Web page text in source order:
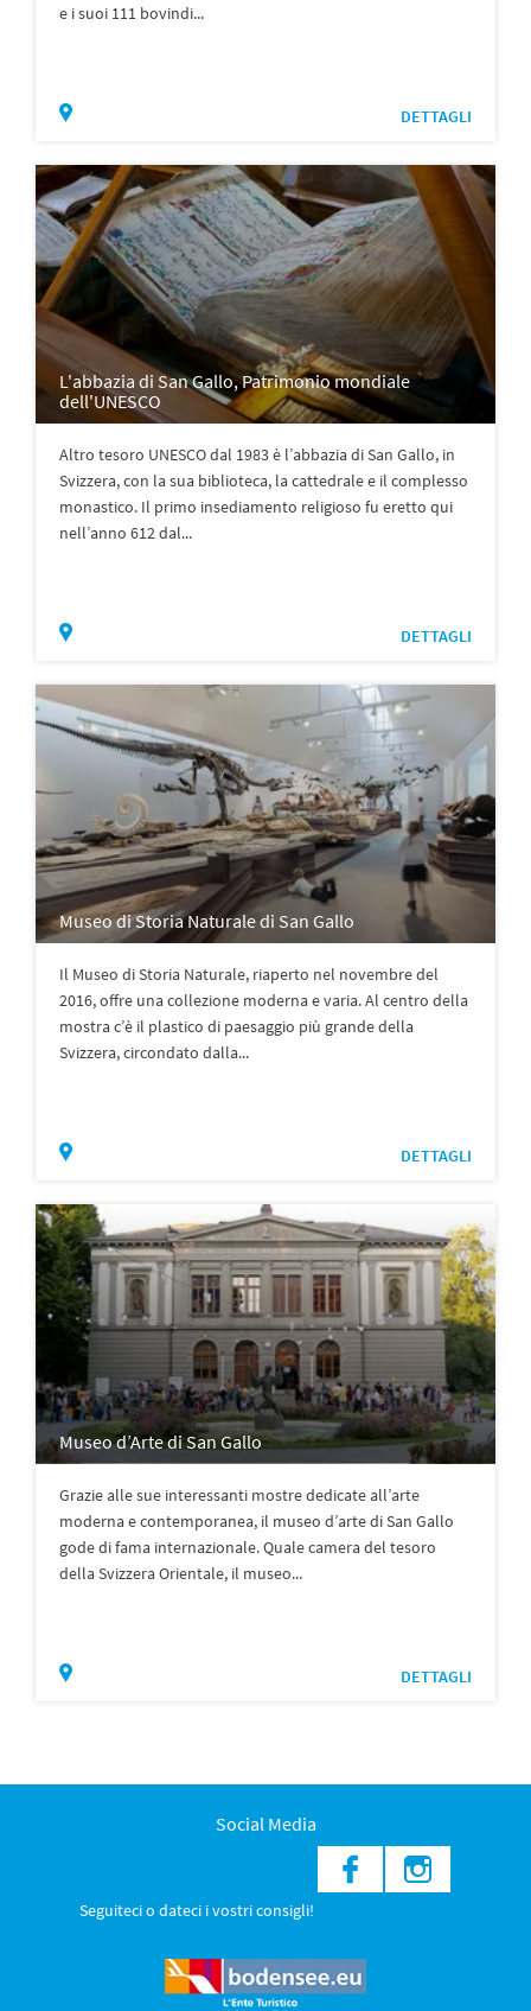
e i suoi 111 bovindi...
DETTAGLI
L'abbazia di San Gallo, Patrimonio mondiale
dell'UNESCO
Altro tesoro UNESCO dal 1983 è l’abbazia di San Gallo, in
Svizzera, con la sua biblioteca, la cattedrale e il complesso
monastico. Il primo insediamento religioso fu eretto qui
nell’anno 612 dal...
DETTAGLI
Museo di Storia Naturale di San Gallo
Il Museo di Storia Naturale, riaperto nel novembre del
2016, offre una collezione moderna e varia. Al centro della
mostra c’è il plastico di paesaggio più grande della
Svizzera, circondato dalla...
DETTAGLI
Museo d’Arte di San Gallo
Grazie alle sue interessanti mostre dedicate all’arte
moderna e contemporanea, il museo d’arte di San Gallo
gode di fama internazionale. Quale camera del tesoro
della Svizzera Orientale, il museo...
DETTAGLI
Social Media
Seguiteci o dateci i vostri consigli!